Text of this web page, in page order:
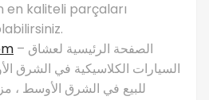
en kaliteli parçaları
– الصفحة الرئيسية لعشاق
السيارات الكلاسيكية في الشرق
للبيع في الشرق الأوسط ،